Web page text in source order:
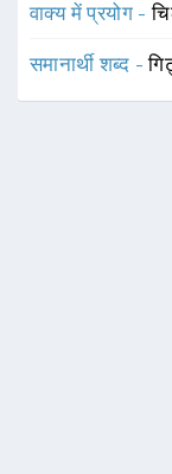
वाक्य में प्रयोग -
समानार्थी शब्द -